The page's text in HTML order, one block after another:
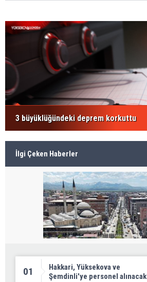
3 büyüklüğündeki deprem korkuttu
İlgi Çeken Haberler
01
Hakkari, Yüksekova ve
Şemdinli'ye personel alınacak